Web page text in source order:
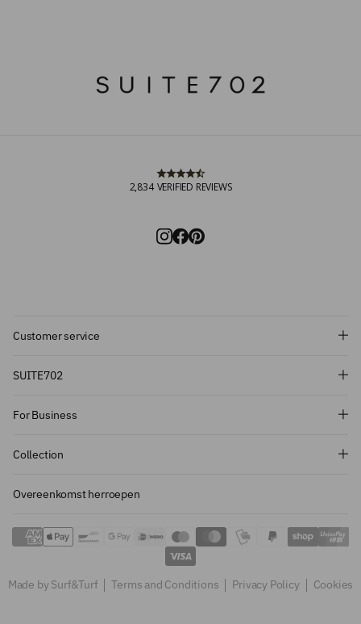
Subscribe and get 10% off!
Want to stay informed about the latest
off on your first order.
Customer service
SUITE702
For Business
Collection
Overeenkomst herroepen
2,834 VERIFIED REVIEWS
Made by Surf&Turf Terms and Conditions Privacy Policy Cookies